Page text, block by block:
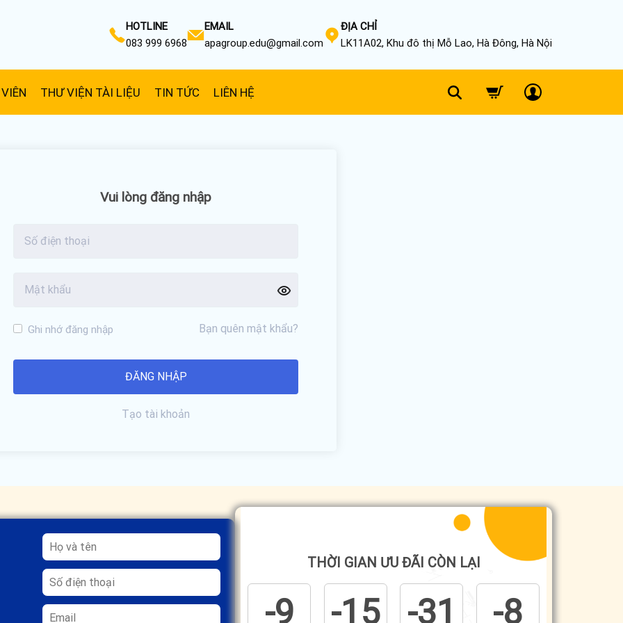
HOTLINE
083 999 6968
EMAIL
apagroup.edu@gmail.com
ĐỊA CHỈ
LK11A02, Khu đô thị Mỗ Lao, Hà Đông, Hà Nội
THƯ VIỆN TÀI LIỆU TIN TỨC LIÊN HỆ
Vui lòng đăng nhập
Ghi nhớ đăng nhập Bạn quên mật khẩu?
Tạo tài khoản
THỜI GIAN ƯU ĐÃI CÒN LẠI
-9 -15 -31 -8